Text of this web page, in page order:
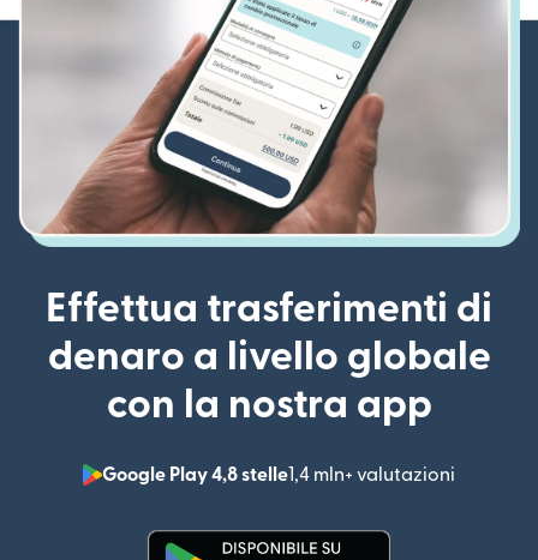
Effettua trasferimenti di
denaro a livello globale
con la nostra app
Google Play 4,8 stelle1,4 mln+ valutazioni